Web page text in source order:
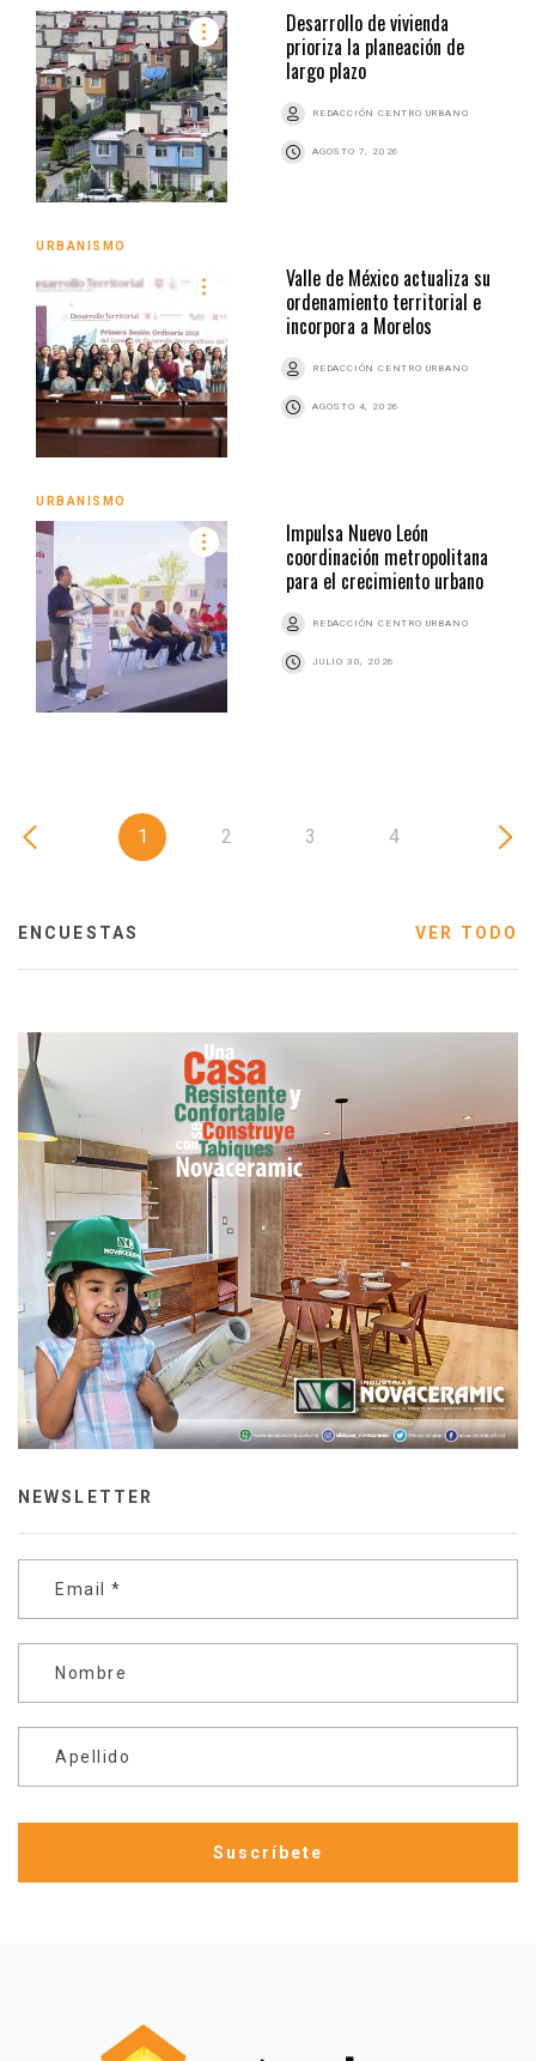
Desarrollo de vivienda
prioriza la planeación de
largo plazo
REDACCIÓN CENTRO URBANO
AGOSTO 7, 2026
URBANISMO
Valle de México actualiza su
ordenamiento territorial e
incorpora a Morelos
REDACCIÓN CENTRO URBANO
AGOSTO 4, 2026
URBANISMO
Impulsa Nuevo León
coordinación metropolitana
para el crecimiento urbano
REDACCIÓN CENTRO URBANO
JULIO 30, 2026
1 2 3 4
ENCUESTAS VER TODO
NEWSLETTER
Email *
Nombre
Apellido